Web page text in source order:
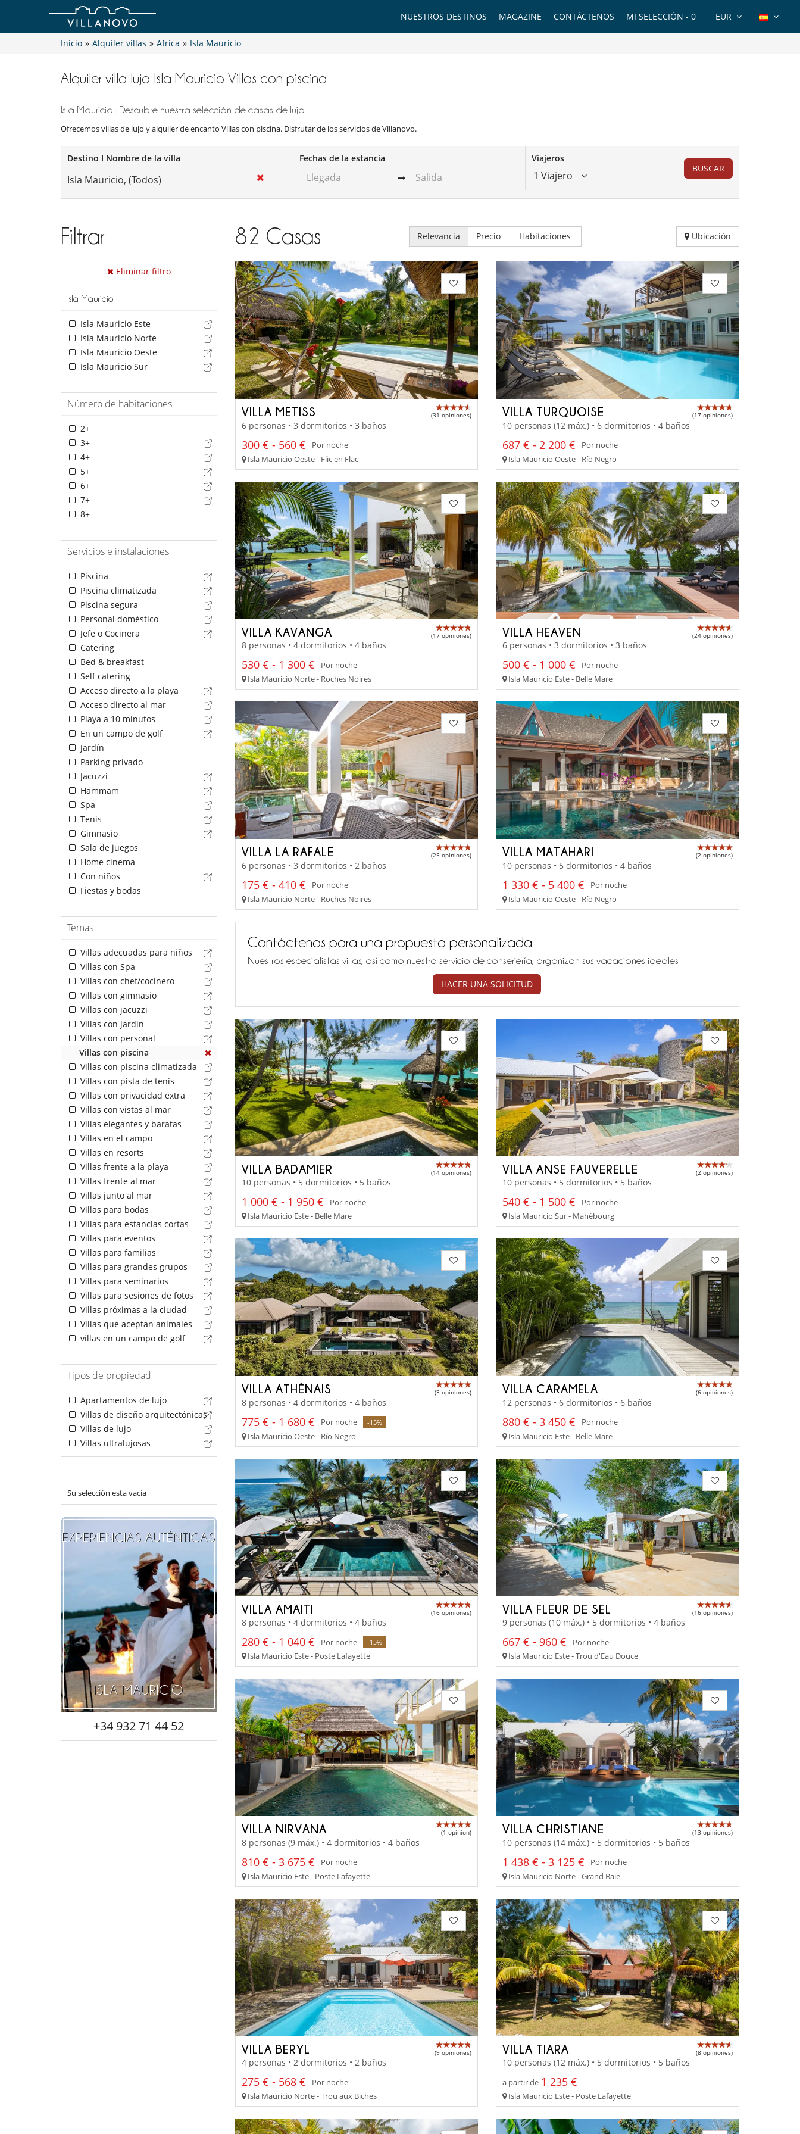
EUR
MI SELECCIÓN - 0
CONTÁCTENOS
MAGAZINE
NUESTROS DESTINOS
Inicio » Alquiler villas » Africa » Isla Mauricio
Alquiler villa lujo Isla Mauricio Villas con piscina
Isla Mauricio : Descubre nuestra selección de casas de lujo.
Ofrecemos villas de lujo y alquiler de encanto Villas con piscina. Disfrutar de los servicios de Villanovo.
Destino I Nombre de la villa Fechas de la estancia Viajeros
1 Viajero
BUSCAR
Filtrar
Eliminar filtro
Isla Mauricio
Isla Mauricio Este
Isla Mauricio Norte
Isla Mauricio Oeste
Isla Mauricio Sur
Número de habitaciones
2+
3+
4+
5+
6+
7+
8+
Servicios e instalaciones
Piscina
Piscina climatizada
Piscina segura
Personal doméstico
Jefe o Cocinera
Catering
Bed & breakfast
Self catering
Acceso directo a la playa
Acceso directo al mar
Playa a 10 minutos
En un campo de golf
Jardín
Parking privado
Jacuzzi
Hammam
Spa
Tenis
Gimnasio
Sala de juegos
Home cinema
Con niños
Fiestas y bodas
Temas
Villas adecuadas para niños
Villas con Spa
Villas con chef/cocinero
Villas con gimnasio
Villas con jacuzzi
Villas con jardin
Villas con personal
Villas con piscina
Villas con piscina climatizada
Villas con pista de tenis
Villas con privacidad extra
Villas con vistas al mar
Villas elegantes y baratas
Villas en el campo
Villas en resorts
Villas frente a la playa
Villas frente al mar
Villas junto al mar
Villas para bodas
Villas para estancias cortas
Villas para eventos
Villas para familias
Villas para grandes grupos
Villas para seminarios
Villas para sesiones de fotos
Villas próximas a la ciudad
Villas que aceptan animales
villas en un campo de golf
Tipos de propiedad
Apartamentos de lujo
Villas de diseño arquitectónicas
Villas de lujo
Villas ultralujosas
Su selección esta vacía
EXPERIENCIAS AUTÉNTICAS
ISLA MAURICIO
+34 932 71 44 52
82 Casas Relevancia Precio Habitaciones Ubicación
VILLA METISS (31 opiniones)
6 personas • 3 dormitorios • 3 baños
300 € - 560 €
Por noche
Isla Mauricio Oeste - Flic en Flac
VILLA TURQUOISE (17 opiniones)
10 personas (12 máx.) • 6 dormitorios • 4 baños
687 € - 2 200 €
Por noche
Isla Mauricio Oeste - Río Negro
VILLA KAVANGA (17 opiniones)
8 personas • 4 dormitorios • 4 baños
530 € - 1 300 €
Por noche
Isla Mauricio Norte - Roches Noires
VILLA HEAVEN (24 opiniones)
6 personas • 3 dormitorios • 3 baños
500 € - 1 000 €
Por noche
Isla Mauricio Este - Belle Mare
VILLA LA RAFALE (25 opiniones)
6 personas • 3 dormitorios • 2 baños
175 € - 410 €
Por noche
Isla Mauricio Norte - Roches Noires
VILLA MATAHARI (2 opiniones)
10 personas • 5 dormitorios • 4 baños
1 330 € - 5 400 €
Por noche
Isla Mauricio Oeste - Río Negro
Contáctenos para una propuesta personalizada
Nuestros especialistas villas, así como nuestro servicio de conserjería, organizan sus vacaciones ideales
HACER UNA SOLICITUD
VILLA BADAMIER (14 opiniones)
10 personas • 5 dormitorios • 5 baños
1 000 € - 1 950 €
Por noche
Isla Mauricio Este - Belle Mare
VILLA ANSE FAUVERELLE (2 opiniones)
10 personas • 5 dormitorios • 5 baños
540 € - 1 500 €
Por noche
Isla Mauricio Sur - Mahébourg
VILLA ATHÉNAIS (3 opiniones)
8 personas • 4 dormitorios • 4 baños
775 € - 1 680 € Por noche -15%
Isla Mauricio Oeste - Río Negro
VILLA CARAMELA (6 opiniones)
12 personas • 6 dormitorios • 6 baños
880 € - 3 450 €
Por noche
Isla Mauricio Este - Belle Mare
VILLA AMAITI (16 opiniones)
8 personas • 4 dormitorios • 4 baños
280 € - 1 040 € Por noche -15%
Isla Mauricio Este - Poste Lafayette
VILLA FLEUR DE SEL (16 opiniones)
9 personas (10 máx.) • 5 dormitorios • 4 baños
667 € - 960 €
Por noche
Isla Mauricio Este - Trou d'Eau Douce
VILLA NIRVANA (1 opinion)
8 personas (9 máx.) • 4 dormitorios • 4 baños
810 € - 3 675 €
Por noche
Isla Mauricio Este - Poste Lafayette
VILLA CHRISTIANE (13 opiniones)
10 personas (14 máx.) • 5 dormitorios • 5 baños
1 438 € - 3 125 €
Por noche
Isla Mauricio Norte - Grand Baie
VILLA BERYL (9 opiniones)
4 personas • 2 dormitorios • 2 baños
275 € - 568 €
Por noche
Isla Mauricio Norte - Trou aux Biches
VILLA TIARA (8 opiniones)
10 personas (12 máx.) • 5 dormitorios • 5 baños
a partir de 1 235 €
Isla Mauricio Este - Poste Lafayette